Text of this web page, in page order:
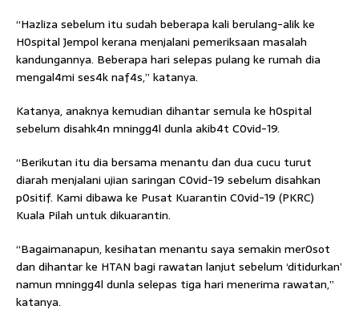
“Hazliza sebelum itu sudah beberapa kali berulang-alik ke
H0spital Jempol kerana menjalani pemeriksaan masalah
kandungannya. Beberapa hari selepas pulang ke rumah dia
mengal4mi ses4k naf4s,” katanya.
Katanya, anaknya kemudian dihantar semula ke h0spital
sebelum disahk4n mningg4l dunla akib4t C0vid-19.
“Berikutan itu dia bersama menantu dan dua cucu turut
diarah menjalani ujian saringan C0vid-19 sebelum disahkan
p0sitif. Kami dibawa ke Pusat Kuarantin C0vid-19 (PKRC)
Kuala Pilah untuk dikuarantin.
“Bagaimanapun, kesihatan menantu saya semakin mer0sot
dan dihantar ke HTAN bagi rawatan lanjut sebelum ‘ditidurkan’
namun mningg4l dunla selepas tiga hari menerima rawatan,”
katanya.